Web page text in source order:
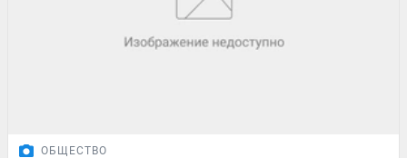
ОБЩЕСТВО